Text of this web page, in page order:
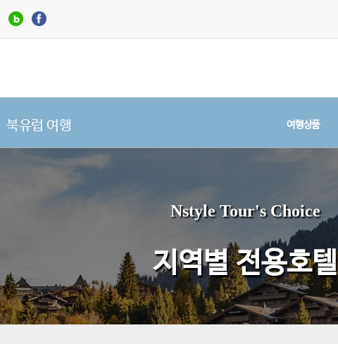
북유럽 여행 여행상품
Nstyle Tour's Choice
지역별 전용호텔